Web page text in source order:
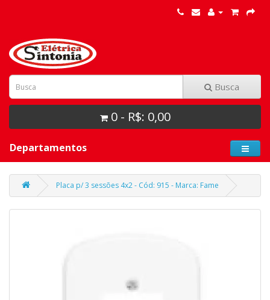
Busca
0 - R$: 0,00
Departamentos
Placa p/ 3 sessões 4x2 - Cód: 915 - Marca: Fame